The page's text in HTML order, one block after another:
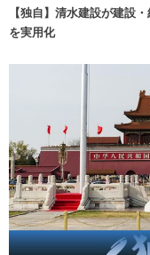
【独自】清水建設が建設
を実用化